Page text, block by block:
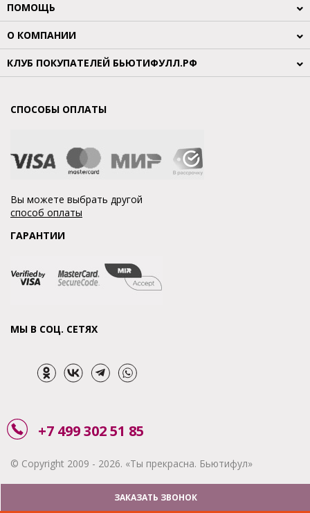
ПОМОЩЬ
О КОМПАНИИ
КЛУБ ПОКУПАТЕЛЕЙ БЬЮТИФУЛЛ.РФ
СПОСОБЫ ОПЛАТЫ
Вы можете выбрать другой
способ оплаты
ГАРАНТИИ
МЫ В СОЦ. СЕТЯХ
+7 499 302 51 85
© Copyright 2009 - 2026. «Ты прекрасна. Бьютифул»
ЗАКАЗАТЬ ЗВОНОК